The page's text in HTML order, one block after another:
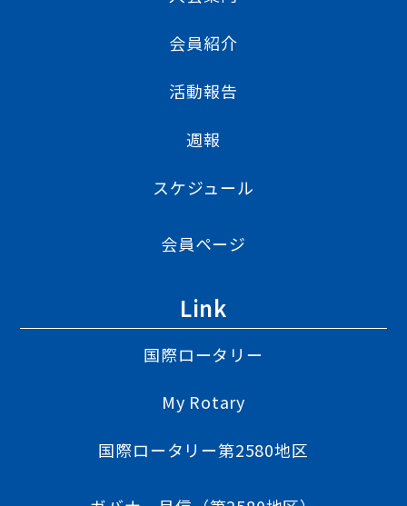
会員紹介
活動報告
週報
スケジュール
会員ページ
Link
国際ロータリー
My Rotary
国際ロータリー第2580地区